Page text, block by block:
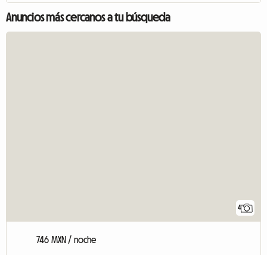
Anuncios más cercanos a tu búsqueda
4
746 MXN / noche